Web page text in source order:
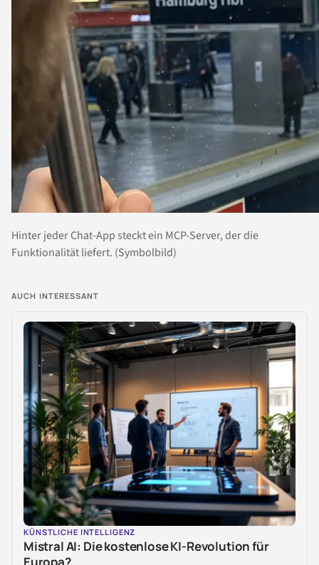
Hinter jeder Chat-App steckt ein MCP-Server, der die
Funktionalität liefert. (Symbolbild)
AUCH INTERESSANT
KÜNSTLICHE INTELLIGENZ
Mistral AI: Die kostenlose KI-Revolution für
Europa?